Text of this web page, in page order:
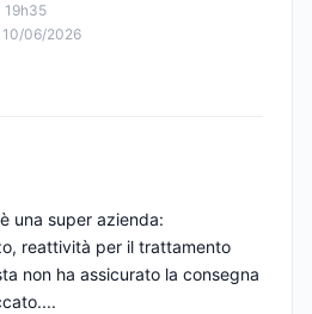
19h35
10/06/2026
una super azienda:
reattività per il trattamento
non ha assicurato la consegna